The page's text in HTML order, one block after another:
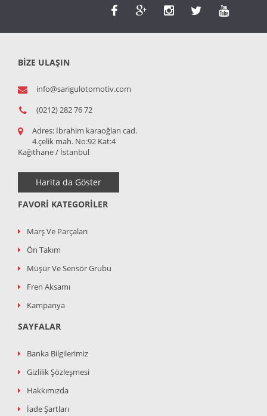
BİZE ULAŞIN
info@sarigulotomotiv.com
(0212) 282 76 72
Adres: İbrahim karaoğlan cad.
4.çelik mah. No:92 Kat:4
Kağıthane / İstanbul
Harita da Göster
FAVORI KATEGORILER
Marş Ve Parçaları
Ön Takım
Müşür Ve Sensör Grubu
Fren Aksamı
Kampanya
SAYFALAR
Banka Bilgilerimiz
Gizlilik Şözleşmesi
Hakkımızda
İade Şartları